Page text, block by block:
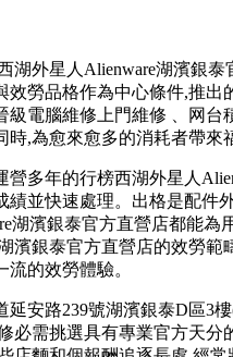
星人Alienware湖濱銀泰官
勞品格作為中心條件,推出
、晉級電腦維修上門維修 
,為愈來愈多的消耗者帶來
年的行榜西湖外星人
快速處理。出格是配件外
濱銀泰官方直營店都能為用
湖濱銀泰官方直營店的效勞
效勞體驗。
路239號湖濱銀泰D區3樓(
必需挑選具有專業官方天分